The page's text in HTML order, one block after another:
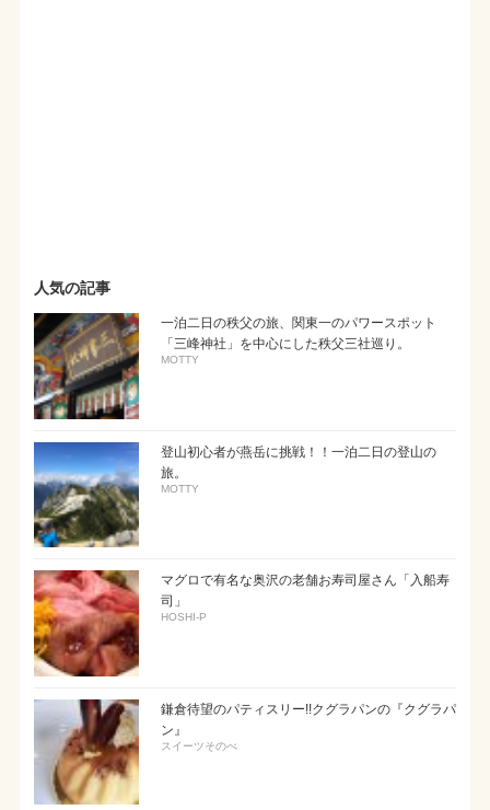
人気の記事
一泊二日の秩父の旅、関東一のパワースポット
「三峰神社」を中心にした秩父三社巡り。
MOTTY
登山初心者が燕岳に挑戦！！一泊二日の登山の
旅。
MOTTY
マグロで有名な奥沢の老舗お寿司屋さん「入船寿
司」
HOSHI-P
鎌倉待望のパティスリー!!クグラパンの『クグラパ
ン』
スイーツそのべ